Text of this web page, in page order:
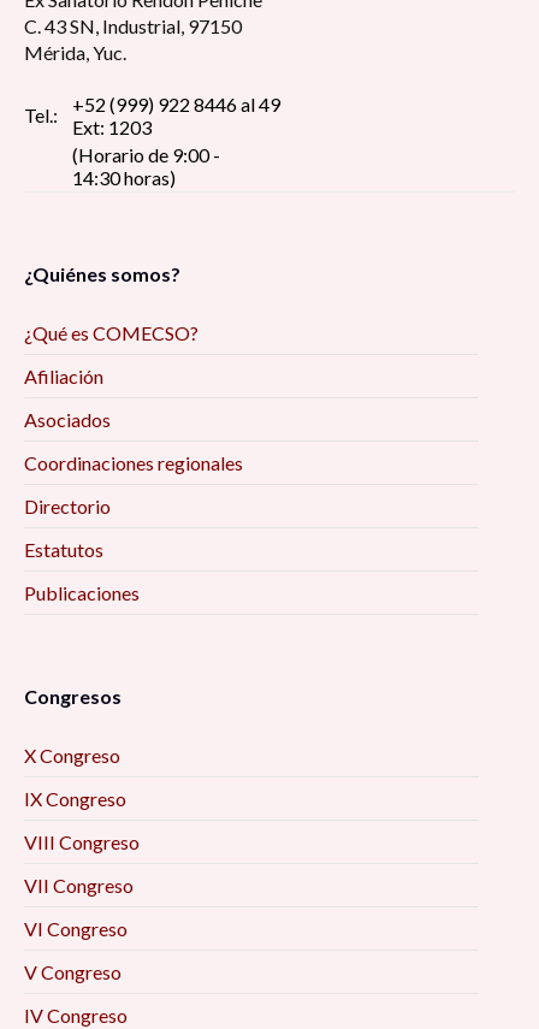
C. 43 SN, Industrial, 97150
Mérida, Yuc.
Tel.:
+52 (999) 922 8446 al 49
Ext: 1203
(Horario de 9:00 -
14:30 horas)
¿Quiénes somos?
¿Qué es COMECSO?
Afiliación
Asociados
Coordinaciones regionales
Directorio
Estatutos
Publicaciones
Congresos
X Congreso
IX Congreso
VIII Congreso
VII Congreso
VI Congreso
V Congreso
IV Congreso